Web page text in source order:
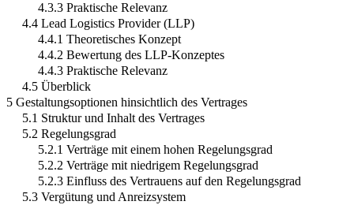
4.3.3 Praktische Relevanz
4.4 Lead Logistics Provider (LLP)
4.4.1 Theoretisches Konzept
4.4.2 Bewertung des LLP-Konzeptes
4.4.3 Praktische Relevanz
4.5 Überblick
5 Gestaltungsoptionen hinsichtlich des Vertrages
5.1 Struktur und Inhalt des Vertrages
5.2 Regelungsgrad
5.2.1 Verträge mit einem hohen Regelungsgrad
5.2.2 Verträge mit niedrigem Regelungsgrad
5.2.3 Einfluss des Vertrauens auf den Regelungsgrad
5.3 Vergütung und Anreizsystem